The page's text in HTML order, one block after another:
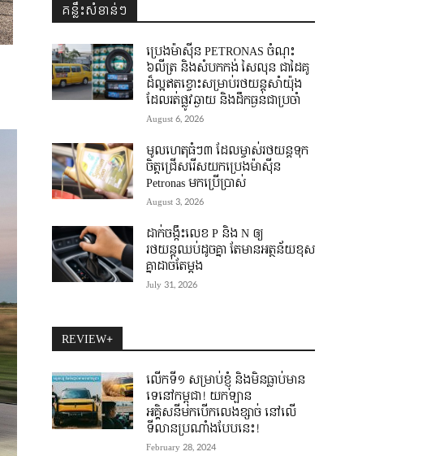
គន្លឹះសំខាន់ៗ
ប្រេងម៉ាស៊ីន PETRONAS ចំណុះ
៦លីត្រ និងសំបកកង់ សៃលុន ជាដៃគូ
ដ៏ល្អឥតខ្ចោះសម្រាប់រថយន្តសាំយ៉ុង
ដែលរត់ផ្លូវឆ្ងាយ និងដឹកធ្ងន់ជាប្រចាំ
August 6, 2026
មូលហេតុធំៗ៣ ដែលម្ចាស់រថយន្តទុក
ចិត្តជ្រើសរើសយកប្រេងម៉ាស៊ីន
Petronas មកប្រើប្រាស់
August 3, 2026
ដាក់ចង្កឹះលេខ P និង N ឲ្យ
រថយន្តឈប់ដូចគ្នា តែមានអត្ថន័យខុស
គ្នាដាច់តែម្តង
July 31, 2026
REVIEW+
លើកទី១ សម្រាប់ខ្ញុំ និងមិនធ្លាប់មាន
ទេនៅកម្ពុជា! យកឡាន
អគ្គិសនីមកបើកលេងខ្សាច់ នៅលើ
ទីលានប្រណាំងបែបនេះ!
February 28, 2024